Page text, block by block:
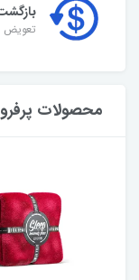
تعویض و
محصولات